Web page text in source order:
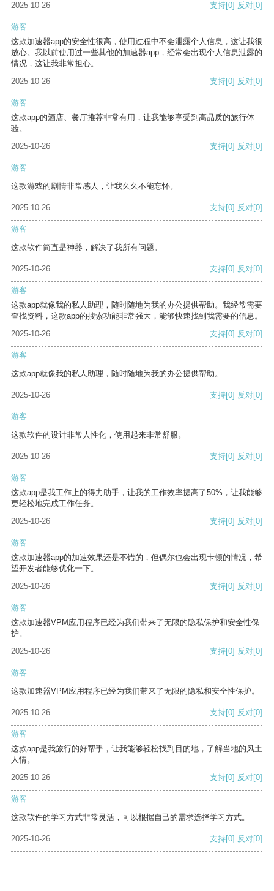
2025-10-26
支持[0] 反对[0]
游客
这款加速器app的安全性很高，使用过程中不会泄露个人信息，这让我很
放心。我以前使用过一些其他的加速器app，经常会出现个人信息泄露的
情况，这让我非常担心。
2025-10-26
支持[0] 反对[0]
游客
这款app的酒店、餐厅推荐非常有用，让我能够享受到高品质的旅行体
验。
2025-10-26
支持[0] 反对[0]
游客
这款游戏的剧情非常感人，让我久久不能忘怀。
2025-10-26 支持[0] 反对[0]
游客
这款软件简直是神器，解决了我所有问题。
2025-10-26 支持[0] 反对[0]
游客
这款app就像我的私人助理，随时随地为我的办公提供帮助。我经常需要
查找资料，这款app的搜索功能非常强大，能够快速找到我需要的信息。
2025-10-26
支持[0] 反对[0]
游客
这款app就像我的私人助理，随时随地为我的办公提供帮助。
2025-10-26 支持[0] 反对[0]
游客
这款软件的设计非常人性化，使用起来非常舒服。
2025-10-26 支持[0] 反对[0]
游客
这款app是我工作上的得力助手，让我的工作效率提高了50%，让我能够
更轻松地完成工作任务。
2025-10-26
支持[0] 反对[0]
游客
这款加速器app的加速效果还是不错的，但偶尔也会出现卡顿的情况，希
望开发者能够优化一下。
2025-10-26
支持[0] 反对[0]
游客
这款加速器VPM应用程序已经为我们带来了无限的隐私保护和安全性保
护。
2025-10-26
支持[0] 反对[0]
游客
这款加速器VPM应用程序已经为我们带来了无限的隐私和安全性保护。
2025-10-26 支持[0] 反对[0]
游客
这款app是我旅行的好帮手，让我能够轻松找到目的地，了解当地的风土
人情。
2025-10-26
支持[0] 反对[0]
游客
这款软件的学习方式非常灵活，可以根据自己的需求选择学习方式。
2025-10-26 支持[0] 反对[0]